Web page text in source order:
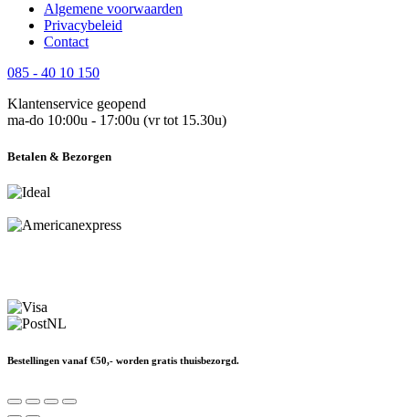
Algemene voorwaarden
Privacybeleid
Contact
085 - 40 10 150
Klantenservice geopend
ma-do 10:00u - 17:00u (vr tot 15.30u)
Betalen & Bezorgen
Bestellingen vanaf €50,- worden gratis thuisbezorgd.